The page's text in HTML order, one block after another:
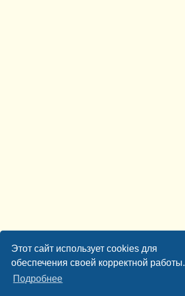
Этот сайт использует cookies для
обеспечения своей корректной работы.
Подробнее